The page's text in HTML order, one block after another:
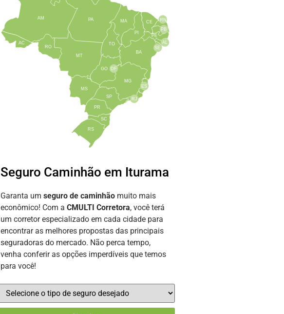
TO
BA
SE
PE
AL
RN
CE
PI
MA
PA
AM
AC
RO
MT
MS
GO
PR
SC
RS
SP
MG
RJ
ES
DF
PB
Seguro Caminhão em Iturama
Garanta um seguro de caminhão muito mais
econômico! Com a CMULTI Corretora, você terá
um corretor especializado em cada cidade para
encontrar as melhores propostas das principais
seguradoras do mercado. Não perca tempo,
venha conferir as opções imperdíveis que temos
para você!